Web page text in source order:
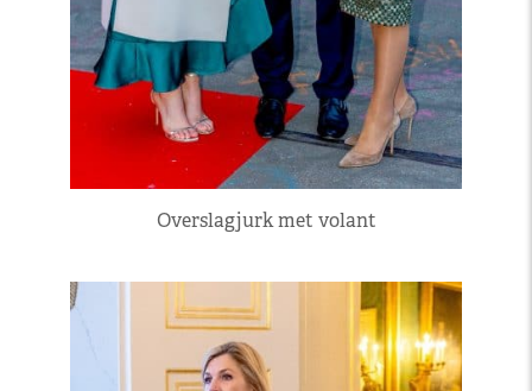
Overslagjurk met volant